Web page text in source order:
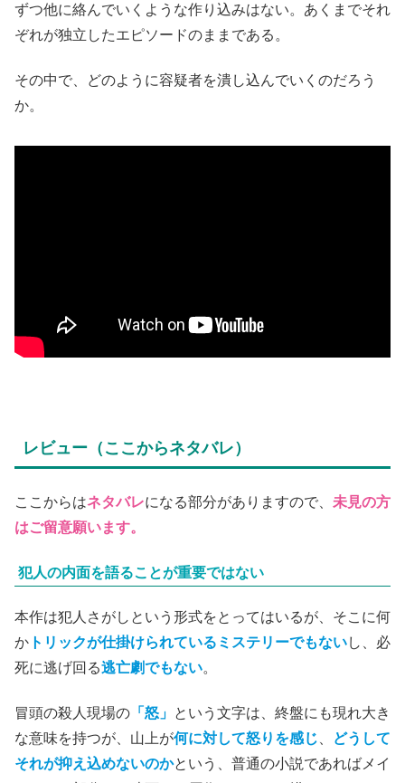
ずつ他に絡んでいくような作り込みはない。あくまでそれ
ぞれが独立したエピソードのままである。
その中で、どのように容疑者を潰し込んでいくのだろう
か。
レビュー（ここからネタバレ）
ここからはネタバレになる部分がありますので、 未見の方
はご留意願います。
犯人の内面を語ることが重要ではない
本作は犯人さがしという形式をとってはいるが、そこに何
か トリックが仕掛けられているミステリーでもないし、必
死に逃げ回る逃亡劇でもない。
冒頭の殺人現場の 「怒」 という文字は、終盤にも現れ大き
な意味を持つが、山上が何に対して怒りを感じ、
どうして
それが抑え込めないのかという、普通の小説であればメイ